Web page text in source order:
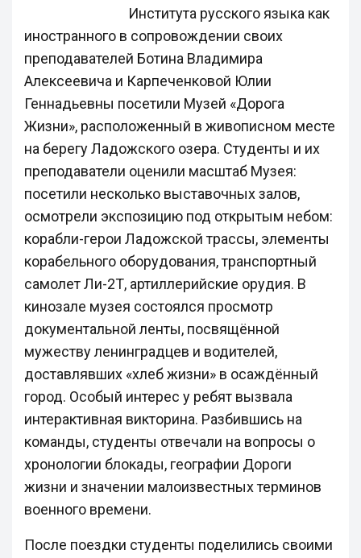
Института русского языка как
иностранного в сопровождении своих
преподавателей Ботина Владимира
Алексеевича и Карпеченковой Юлии
Геннадьевны посетили Музей «Дорога
Жизни», расположенный в живописном месте
на берегу Ладожского озера. Студенты и их
преподаватели оценили масштаб Музея:
посетили несколько выставочных залов,
осмотрели экспозицию под открытым небом:
корабли-герои Ладожской трассы, элементы
корабельного оборудования, транспортный
самолет Ли-2Т, артиллерийские орудия. В
кинозале музея состоялся просмотр
документальной ленты, посвящённой
мужеству ленинградцев и водителей,
доставлявших «хлеб жизни» в осаждённый
город. Особый интерес у ребят вызвала
интерактивная викторина. Разбившись на
команды, студенты отвечали на вопросы о
хронологии блокады, географии Дороги
жизни и значении малоизвестных терминов
военного времени.
После поездки студенты поделились своими